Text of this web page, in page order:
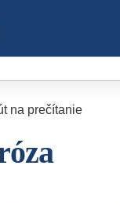
na prečítanie